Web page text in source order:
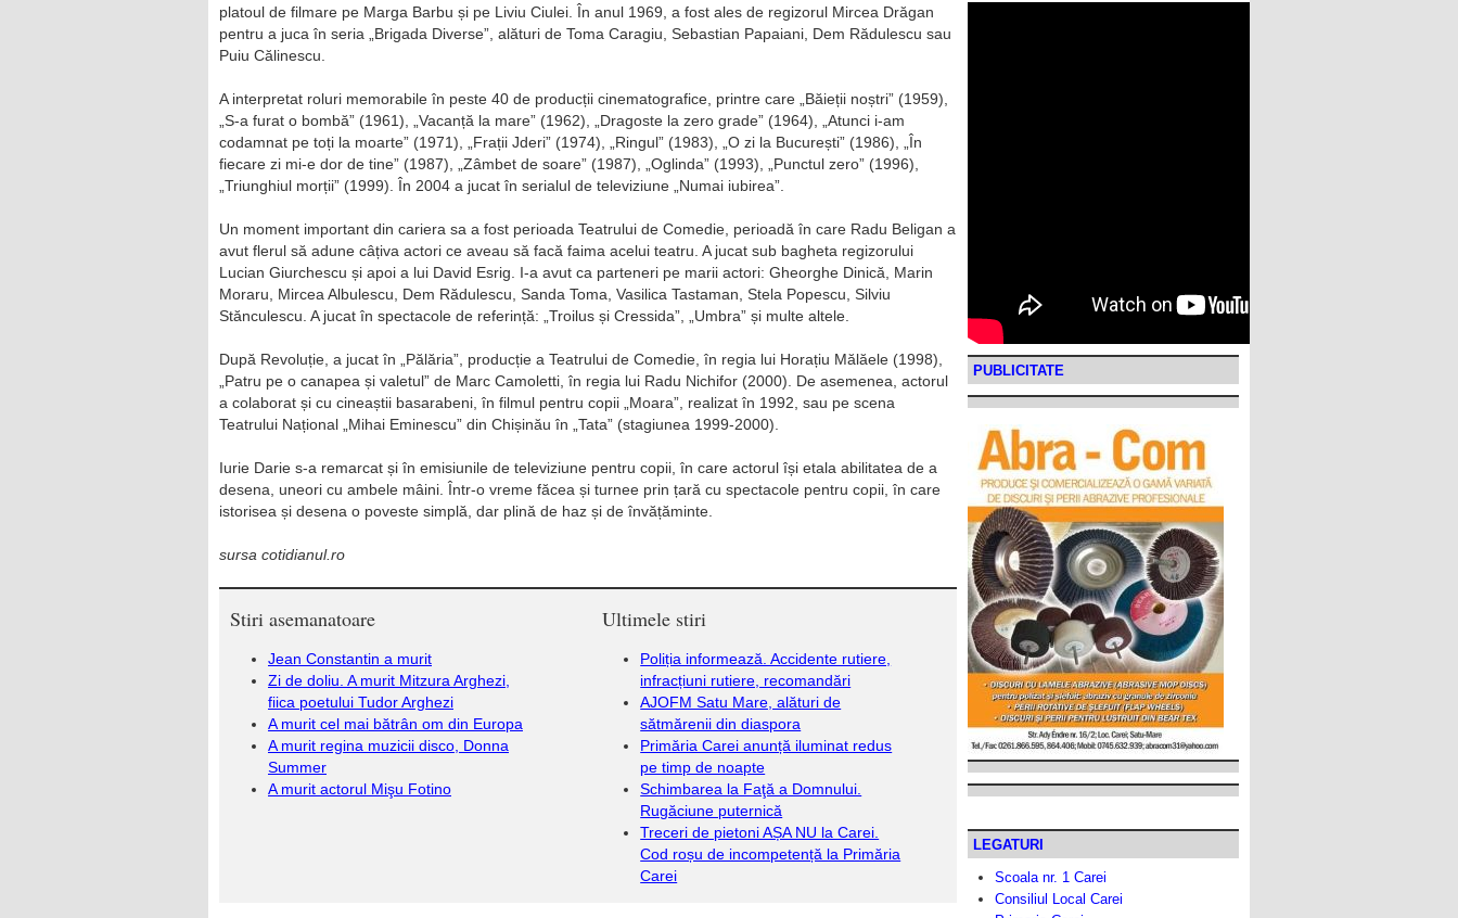
platoul de filmare pe Marga Barbu și pe Liviu Ciulei. În anul 1969, a fost ales de regizorul Mircea Drăgan
pentru a juca în seria „Brigada Diverse”, alături de Toma Caragiu, Sebastian Papaiani, Dem Rădulescu sau
Puiu Călinescu.
A interpretat roluri memorabile în peste 40 de producții cinematografice, printre care „Băieții noștri” (1959),
„S-a furat o bombă” (1961), „Vacanță la mare” (1962), „Dragoste la zero grade” (1964), „Atunci i-am
codamnat pe toți la moarte” (1971), „Frații Jderi” (1974), „Ringul” (1983), „O zi la București” (1986), „În
fiecare zi mi-e dor de tine” (1987), „Zâmbet de soare” (1987), „Oglinda” (1993), „Punctul zero” (1996),
„Triunghiul morții” (1999). În 2004 a jucat în serialul de televiziune „Numai iubirea”.
Un moment important din cariera sa a fost perioada Teatrului de Comedie, perioadă în care Radu Beligan a
avut flerul să adune câțiva actori ce aveau să facă faima acelui teatru. A jucat sub bagheta regizorului
Lucian Giurchescu și apoi a lui David Esrig. I-a avut ca parteneri pe marii actori: Gheorghe Dinică, Marin
Moraru, Mircea Albulescu, Dem Rădulescu, Sanda Toma, Vasilica Tastaman, Stela Popescu, Silviu
Stănculescu. A jucat în spectacole de referință: „Troilus și Cressida”, „Umbra” și multe altele.
După Revoluție, a jucat în „Pălăria”, producție a Teatrului de Comedie, în regia lui Horațiu Mălăele (1998),
„Patru pe o canapea și valetul” de Marc Camoletti, în regia lui Radu Nichifor (2000). De asemenea, actorul
a colaborat și cu cineaștii basarabeni, în filmul pentru copii „Moara”, realizat în 1992, sau pe scena
Teatrului Național „Mihai Eminescu” din Chișinău în „Tata” (stagiunea 1999-2000).
Iurie Darie s-a remarcat și în emisiunile de televiziune pentru copii, în care actorul își etala abilitatea de a
desena, uneori cu ambele mâini. Într-o vreme făcea și turnee prin țară cu spectacole pentru copii, în care
istorisea și desena o poveste simplă, dar plină de haz și de învățăminte.
sursa cotidianul.ro
Stiri asemanatoare
Jean Constantin a murit
Zi de doliu. A murit Mitzura Arghezi,
fiica poetului Tudor Arghezi
A murit cel mai bătrân om din Europa
A murit regina muzicii disco, Donna
Summer
A murit actorul Mişu Fotino
Ultimele stiri
Poliția informează. Accidente rutiere,
infracțiuni rutiere, recomandări
AJOFM Satu Mare, alături de
sătmărenii din diaspora
Primăria Carei anunță iluminat redus
pe timp de noapte
Schimbarea la Faţă a Domnului.
Rugăciune puternică
Treceri de pietoni AȘA NU la Carei.
Cod roșu de incompetență la Primăria
Carei
PUBLICITATE
LEGATURI
Scoala nr. 1 Carei
Consiliul Local Carei